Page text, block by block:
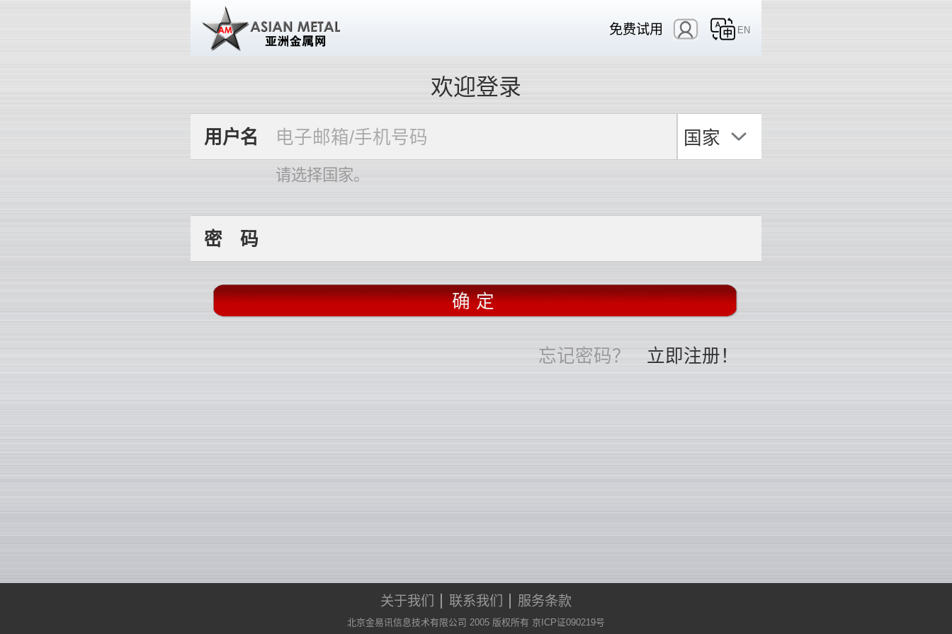
免费试用 EN
欢迎登录
用户名 国家
请选择国家。
密 码
忘记密码？ 立即注册！
关于我们 联系我们 服务条款
北京金易讯信息技术有限公司 2005 版权所有 京ICP证090219号